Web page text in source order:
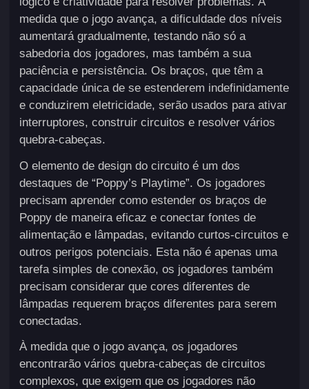
medida que o jogo avança, a dificuldade dos níveis
aumentará gradualmente, testando não só a
sabedoria dos jogadores, mas também a sua
paciência e persistência. Os braços, que têm a
capacidade única de se estenderem indefinidamente
e conduzirem eletricidade, serão usados ​​para ativar
interruptores, construir circuitos e resolver vários
quebra-cabeças.
O elemento de design do circuito é um dos
destaques de “Poppy’s Playtime”. Os jogadores
precisam aprender como estender os braços de
Poppy de maneira eficaz e conectar fontes de
alimentação e lâmpadas, evitando curtos-circuitos e
outros perigos potenciais. Esta não é apenas uma
tarefa simples de conexão, os jogadores também
precisam considerar que cores diferentes de
lâmpadas requerem braços diferentes para serem
conectadas.
À medida que o jogo avança, os jogadores
encontrarão vários quebra-cabeças de circuitos
complexos, que exigem que os jogadores não